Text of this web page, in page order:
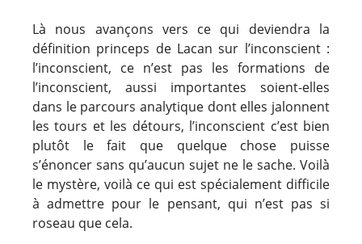
Là nous avançons vers ce qui deviendra la
définition princeps de Lacan sur l’inconscient :
l’inconscient, ce n’est pas les formations de
l’inconscient, aussi importantes soient-elles
dans le parcours analytique dont elles jalonnent
les tours et les détours, l’inconscient c’est bien
plutôt le fait que quelque chose puisse
s’énoncer sans qu’aucun sujet ne le sache. Voilà
le mystère, voilà ce qui est spécialement difficile
à admettre pour le pensant, qui n’est pas si
roseau que cela.